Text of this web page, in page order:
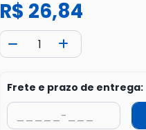
R$ 26,84
Frete e prazo de entrega: